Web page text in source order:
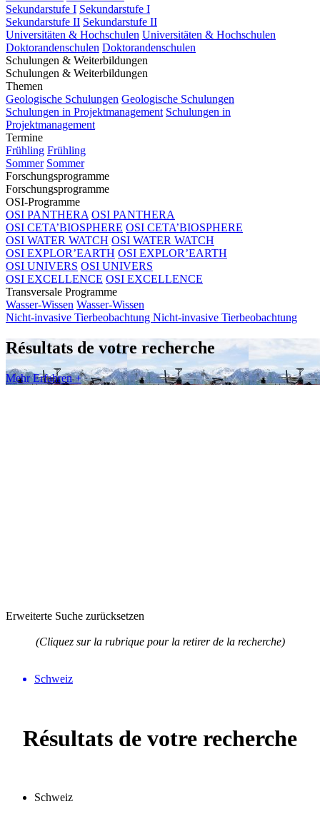
Sekundarstufe I Sekundarstufe I
Sekundarstufe II Sekundarstufe II
Universitäten & Hochschulen Universitäten & Hochschulen
Doktorandenschulen Doktorandenschulen
Schulungen & Weiterbildungen
Schulungen & Weiterbildungen
Themen
Geologische Schulungen Geologische Schulungen
Schulungen in Projektmanagement Schulungen in
Projektmanagement
Termine
Frühling Frühling
Sommer Sommer
Forschungsprogramme
Forschungsprogramme
OSI-Programme
OSI PANTHERA OSI PANTHERA
OSI CETA’BIOSPHERE OSI CETA’BIOSPHERE
OSI WATER WATCH OSI WATER WATCH
OSI EXPLOR’EARTH OSI EXPLOR’EARTH
OSI UNIVERS OSI UNIVERS
OSI EXCELLENCE OSI EXCELLENCE
Transversale Programme
Wasser-Wissen Wasser-Wissen
Nicht-invasive Tierbeobachtung Nicht-invasive Tierbeobachtung
Résultats de votre recherche
Mehr Erfahren +
Erweiterte Suche zurücksetzen
(Cliquez sur la rubrique pour la retirer de la recherche)
Schweiz
Résultats de votre recherche
Schweiz